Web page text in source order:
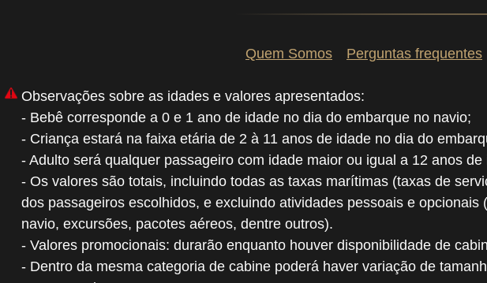
Quem Somos Perguntas frequentes
Observações sobre as idades e valores apresentados:
- Bebê corresponde a 0 e 1 ano de idade no dia do embarque no navio;
- Criança estará na faixa etária de 2 à 11 anos de idade no dia do
- Adulto será qualquer passageiro com idade maior ou igual a 12 anos
- Os valores são totais, incluindo todas as taxas marítimas (taxas de
dos passageiros escolhidos, e excluindo atividades pessoais e
navio, excursões, pacotes aéreos, dentre outros).
- Valores promocionais: durarão enquanto houver disponibilidade de
- Dentro da mesma categoria de cabine poderá haver variação de